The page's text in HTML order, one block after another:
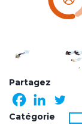
Partagez
Catégorie